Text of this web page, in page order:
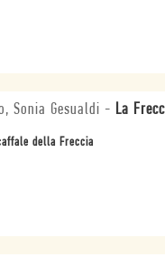
Sonia Gesualdi - La
della Freccia